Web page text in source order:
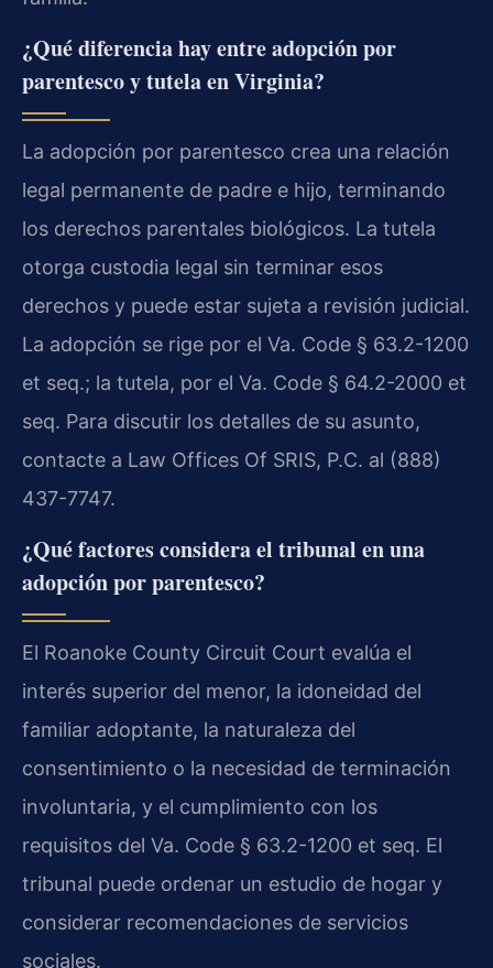
¿Qué diferencia hay entre adopción por
parentesco y tutela en Virginia?
La adopción por parentesco crea una relación
legal permanente de padre e hijo, terminando
los derechos parentales biológicos. La tutela
otorga custodia legal sin terminar esos
derechos y puede estar sujeta a revisión judicial.
La adopción se rige por el Va. Code § 63.2-1200
et seq.; la tutela, por el Va. Code § 64.2-2000 et
seq. Para discutir los detalles de su asunto,
contacte a Law Offices Of SRIS, P.C. al (888)
437-7747.
¿Qué factores considera el tribunal en una
adopción por parentesco?
El Roanoke County Circuit Court evalúa el
interés superior del menor, la idoneidad del
familiar adoptante, la naturaleza del
consentimiento o la necesidad de terminación
involuntaria, y el cumplimiento con los
requisitos del Va. Code § 63.2-1200 et seq. El
tribunal puede ordenar un estudio de hogar y
considerar recomendaciones de servicios
sociales.